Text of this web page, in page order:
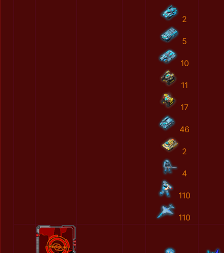
2
5
10
11
17
46
2
4
110
110